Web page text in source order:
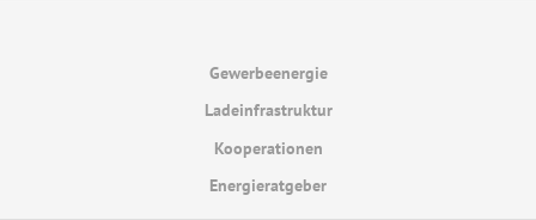
Gewerbeenergie
Ladeinfrastruktur
Kooperationen
Energieratgeber